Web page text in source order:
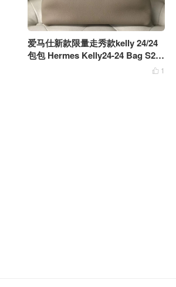
爱马仕新款限量走秀款kelly 24/24
包包 Hermes Kelly24-24 Bag S2风
 1